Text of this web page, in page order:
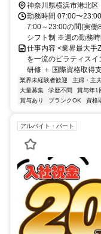
神奈川県横浜市港北区
勤務時間 07:00〜
7:00～23:00の間(実働
シフト制 ※週の勤務
仕事内容 <業界最大手
を一流のピラティス
研修 ＋ 国際資格取得
業界未経験者歓迎 主婦・主
大量募集
学歴不問 賞与年1
賞与あり
ブランクOK 資格
アルバイト・パート